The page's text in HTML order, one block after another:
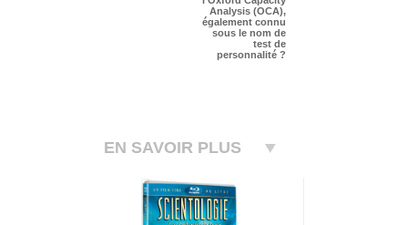
Analysis (OCA),
également connu
sous le nom de
test de
personnalité ?
EN SAVOIR PLUS